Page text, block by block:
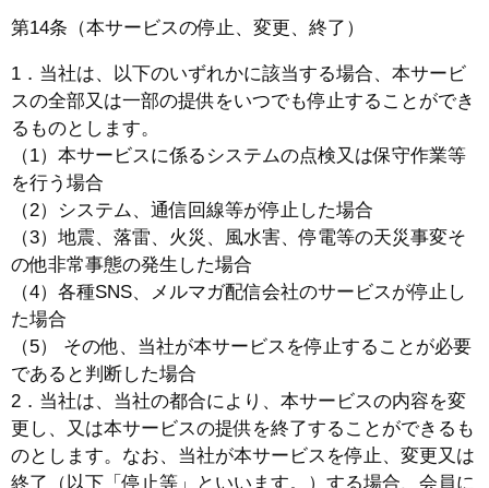
第14条（本サービスの停止、変更、終了）
1．当社は、以下のいずれかに該当する場合、本サービ
スの全部又は一部の提供をいつでも停止することができ
るものとします。
（1）本サービスに係るシステムの点検又は保守作業等
を行う場合
（2）システム、通信回線等が停止した場合
（3）地震、落雷、火災、風水害、停電等の天災事変そ
の他非常事態の発生した場合
（4）各種SNS、メルマガ配信会社のサービスが停止し
た場合
（5） その他、当社が本サービスを停止することが必要
であると判断した場合
2．当社は、当社の都合により、本サービスの内容を変
更し、又は本サービスの提供を終了することができるも
のとします。なお、当社が本サービスを停止、変更又は
終了（以下「停止等」といいます。）する場合、会員に